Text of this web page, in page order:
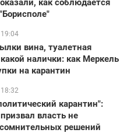
как соблюдается
вина, туалетная
налички: как Меркель
на карантин
карантин":
власть не
решений